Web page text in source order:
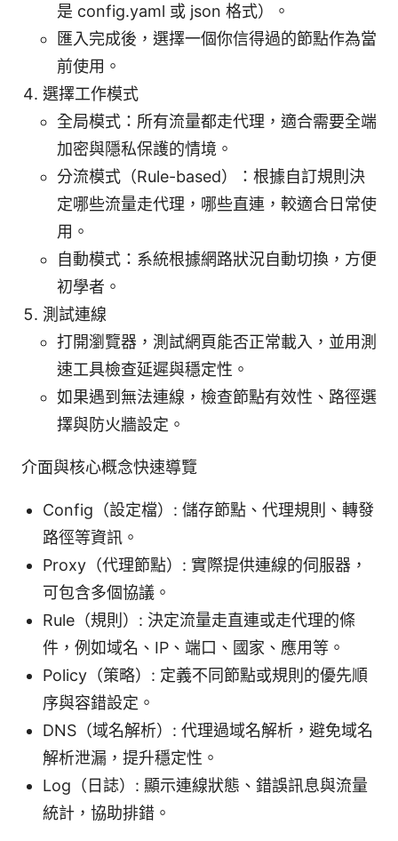
是 config.yaml 或 json 格式）。
匯入完成後，選擇一個你信得過的節點作為當
前使用。
選擇工作模式
全局模式：所有流量都走代理，適合需要全端
加密與隱私保護的情境。
分流模式（Rule-based）：根據自訂規則決
定哪些流量走代理，哪些直連，較適合日常使
用。
自動模式：系統根據網路狀況自動切換，方便
初學者。
測試連線
打開瀏覽器，測試網頁能否正常載入，並用測
速工具檢查延遲與穩定性。
如果遇到無法連線，檢查節點有效性、路徑選
擇與防火牆設定。
介面與核心概念快速導覽
Config（設定檔）: 儲存節點、代理規則、轉發
路徑等資訊。
Proxy（代理節點）: 實際提供連線的伺服器，
可包含多個協議。
Rule（規則）: 決定流量走直連或走代理的條
件，例如域名、IP、端口、國家、應用等。
Policy（策略）: 定義不同節點或規則的優先順
序與容錯設定。
DNS（域名解析）: 代理過域名解析，避免域名
解析泄漏，提升穩定性。
Log（日誌）: 顯示連線狀態、錯誤訊息與流量
統計，協助排錯。